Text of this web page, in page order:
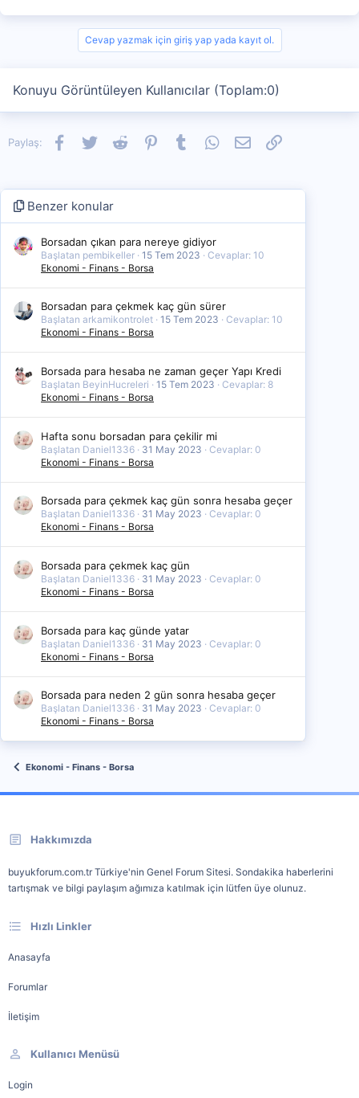
Cevap yazmak için giriş yap yada kayıt ol.
Konuyu Görüntüleyen Kullanıcılar (Toplam:0)
Paylaş: Facebook
TwitterReddit PinterestTumblrWhatsApp
E-postaLink
Benzer konular
Borsadan çıkan para nereye gidiyor
Başlatan pembikeller 15 Tem 2023
Cevaplar: 10
Ekonomi - Finans - Borsa
Borsadan para çekmek kaç gün sürer
Başlatan arkamikontrolet 15 Tem 2023
Cevaplar: 10
Ekonomi - Finans - Borsa
Borsada para hesaba ne zaman geçer Yapı Kredi
Başlatan BeyinHucreleri 15 Tem 2023
Cevaplar: 8
Ekonomi - Finans - Borsa
Hafta sonu borsadan para çekilir mi
Başlatan Daniel1336 31 May 2023
Cevaplar: 0
Ekonomi - Finans - Borsa
Borsada para çekmek kaç gün sonra hesaba geçer
Başlatan Daniel1336 31 May 2023
Cevaplar: 0
Ekonomi - Finans - Borsa
Borsada para çekmek kaç gün
Başlatan Daniel1336 31 May 2023
Cevaplar: 0
Ekonomi - Finans - Borsa
Borsada para kaç günde yatar
Başlatan Daniel1336 31 May 2023
Cevaplar: 0
Ekonomi - Finans - Borsa
Borsada para neden 2 gün sonra hesaba geçer
Başlatan Daniel1336 31 May 2023
Cevaplar: 0
Ekonomi - Finans - Borsa
Ekonomi - Finans - Borsa
Hakkımızda
buyukforum.com.tr Türkiye'nin Genel Forum Sitesi. Sondakika haberlerini
tartışmak ve bilgi paylaşım ağımıza katılmak için lütfen üye olunuz.
Hızlı Linkler
Anasayfa
Forumlar
İletişim
Kullanıcı Menüsü
Login